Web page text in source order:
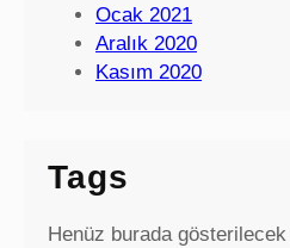
Ocak 2021
Aralık 2020
Kasım 2020
Tags
Henüz burada